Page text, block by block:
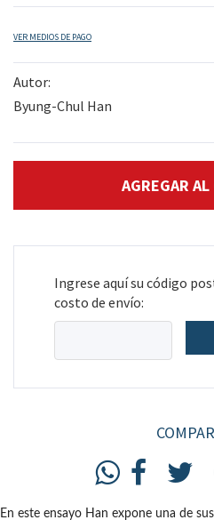
VER MEDIOS DE PAGO
Autor:
Byung-Chul Han
Ingrese aquí su código
costo de envío:
En este ensayo Han expone una de